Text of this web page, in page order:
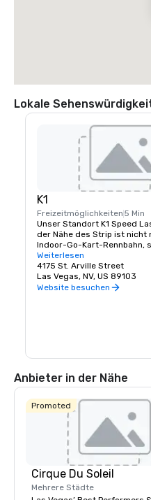
Lokale
K1
Freizeitmöglichkeiten 5 Min
Unser Standort K1 Speed
der Nähe des Strip ist nicht
Indoor-Go-Kart-Rennbahn,
ein erstklassiger
darauf ausgelegt ist, Sie zu
und zu beschäftigen. Wenn
Kartfahren selbst erleben
Richtige für Sie.
Weiterlesen
4175 St. Arville Street
Las Vegas, NV, US 89103
Website besuchen
Anbieter in der Nähe
Promoted
Cirque Du Soleil
Mehrere Städte